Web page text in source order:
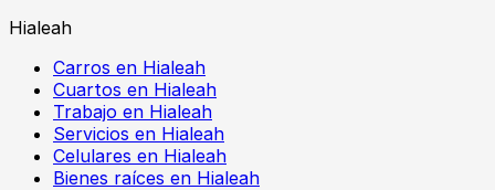
Hialeah
Carros en Hialeah
Cuartos en Hialeah
Trabajo en Hialeah
Servicios en Hialeah
Celulares en Hialeah
Bienes raíces en Hialeah